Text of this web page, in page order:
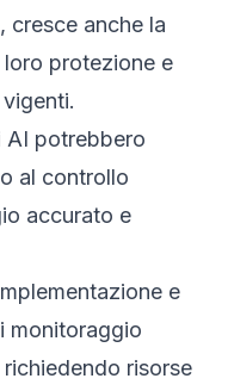
cresce anche la
protezione e
AI potrebbero
al controllo
accurato e
e
monitoraggio
risorse